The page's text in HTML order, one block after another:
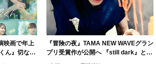
映画で年上
ん』切ない
『冒険の夜』TAMA NEW WAVEグラン
プリ受賞作が公開へ 『still dark』と同
時上映決定